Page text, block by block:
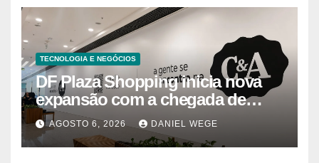
TECNOLOGIA E NEGÓCIOS
DF Plaza Shopping inicia nova
expansão com a chegada de
grandes marcas e inauguração
de espaço infantil – Dicas da
Capital
AGOSTO 6, 2026 DANIEL WEGE